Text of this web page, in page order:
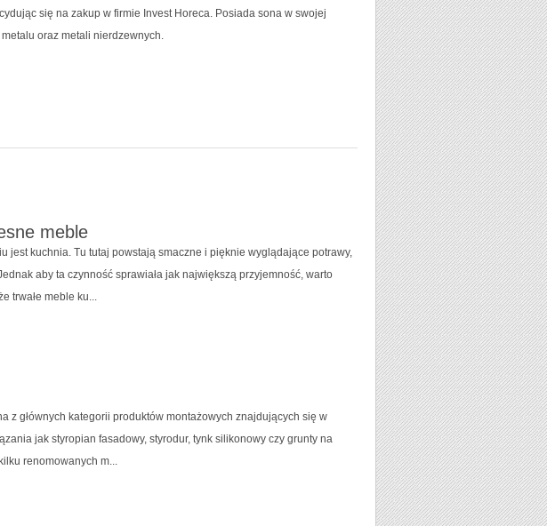
się na zakup w firmie Invest Horeca. Posiada sona w swojej
oraz metali nierdzewnych.
meble
jest kuchnia. Tu tutaj powstają smaczne i pięknie wyglądające potrawy,
aby ta czynność sprawiała jak największą przyjemność, warto
trwałe meble ku...
z głównych kategorii produktów montażowych znajdujących się w
jak styropian fasadowy, styrodur, tynk silikonowy czy grunty na
renomowanych m...